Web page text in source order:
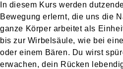
In diesem Kurs werden
Bewegung erlernt, die uns die
ganze Körper arbeitet als
bis zur Wirbelsäule, wie bei
oder einem Bären. Du wirst
erwachen, dein Rücken